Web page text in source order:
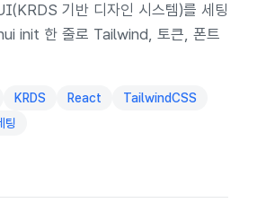
기반 디자인 시스템)를 세팅
init 한 줄로 Tailwind, 토큰, 폰트
KRDS React
TailwindCSS
팅